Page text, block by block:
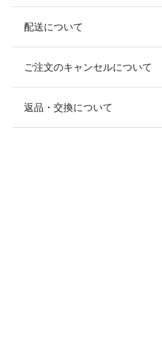
配送について
ご注文のキャンセルについて
返品・交換について